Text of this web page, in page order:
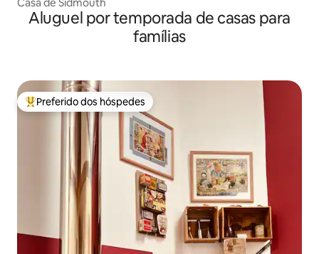
Aluguel por temporada de casas para
famílias
Entre os melhores preferidos dos hóspedes
Preferido dos hóspedes